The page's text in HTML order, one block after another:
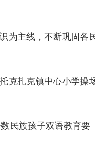
为主线，不断巩固各
克扎克镇中心小学操
民族孩子双语教育要